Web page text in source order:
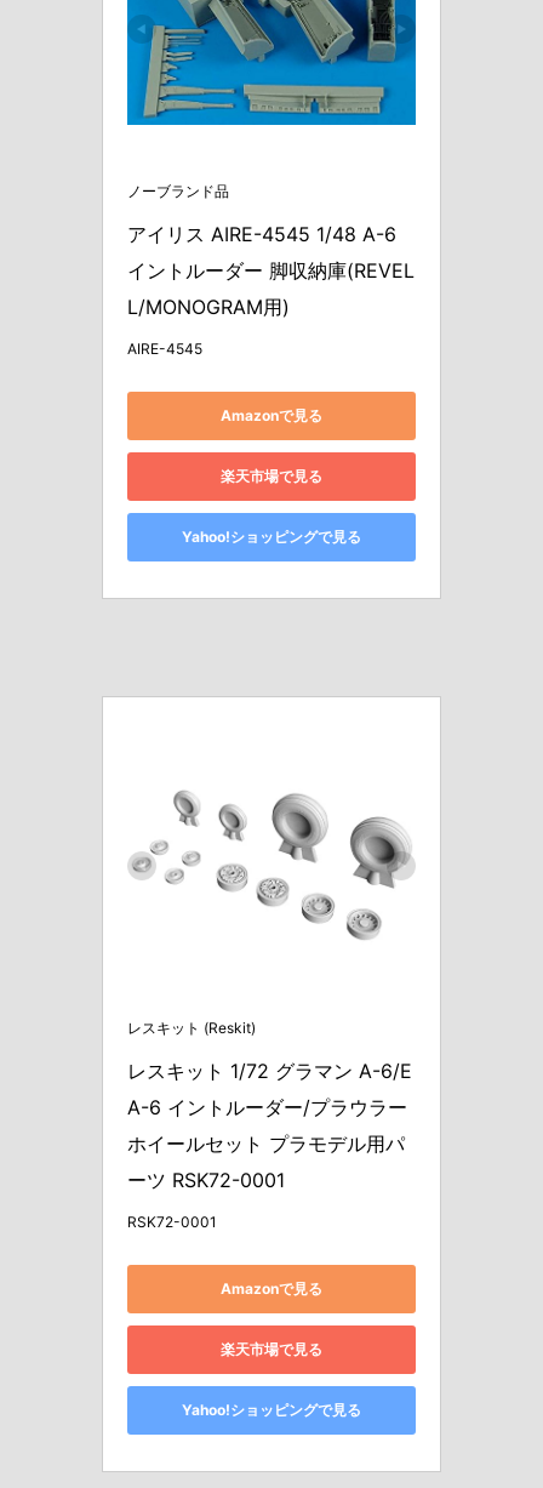
ノーブランド品
アイリス AIRE-4545 1/48 A-6
イントルーダー 脚収納庫(REVEL
L/MONOGRAM用)
AIRE-4545
Amazonで見る
楽天市場で見る
Yahoo!ショッピングで見る
レスキット (Reskit)
レスキット 1/72 グラマン A-6/E
A-6 イントルーダー/プラウラー
ホイールセット プラモデル用パ
ーツ RSK72-0001
RSK72-0001
Amazonで見る
楽天市場で見る
Yahoo!ショッピングで見る